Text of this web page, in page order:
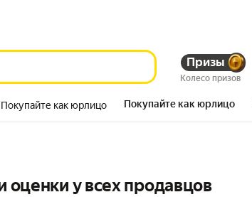
Призы
Колесо призов
Покупайте как юрлицо Покупайте как юрлицо
оценки у всех продавцов